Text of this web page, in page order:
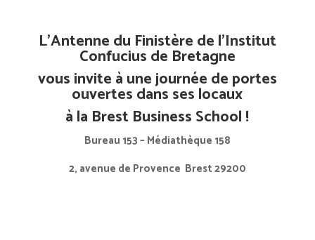
L’Antenne du Finistère de l’Institut
Confucius de Bretagne
vous invite à une journée de portes
ouvertes dans ses locaux
à la Brest Business School !
Bureau 153 – Médiathèque 158
2, avenue de Provence Brest 29200